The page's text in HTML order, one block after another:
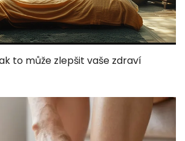
to může zlepšit vaše zdraví